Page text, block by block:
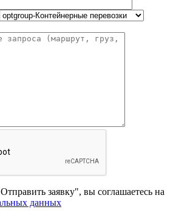
заявку", вы соглашаетесь на
данных